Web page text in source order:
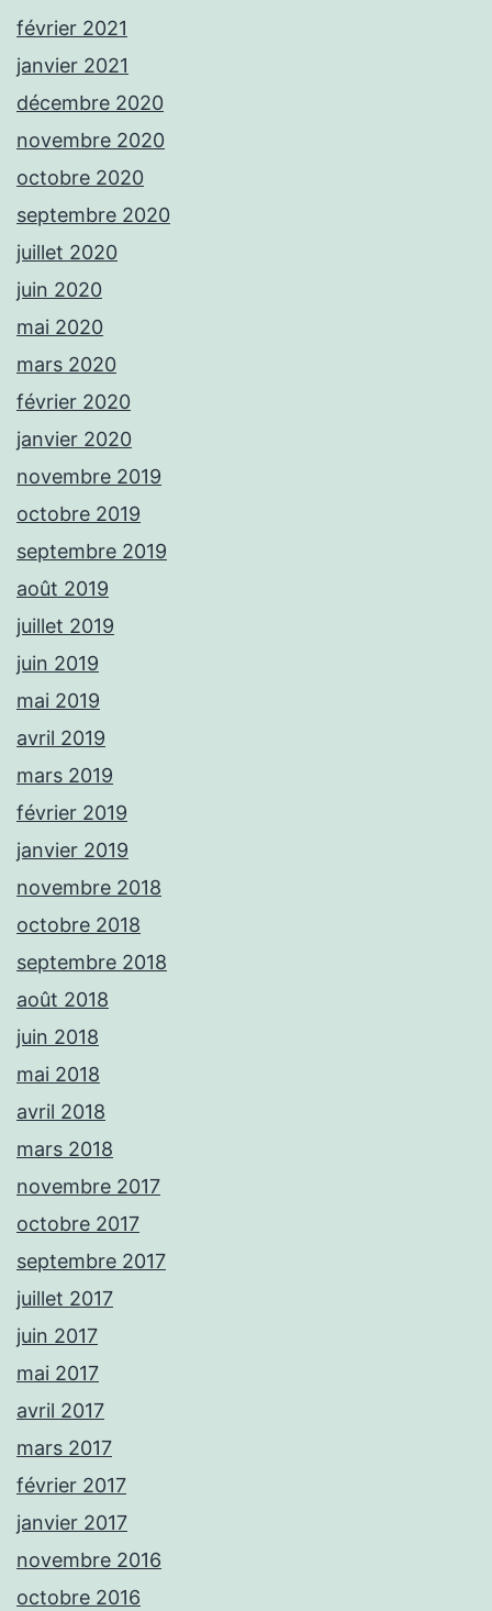
février 2021
janvier 2021
décembre 2020
novembre 2020
octobre 2020
septembre 2020
juillet 2020
juin 2020
mai 2020
mars 2020
février 2020
janvier 2020
novembre 2019
octobre 2019
septembre 2019
août 2019
juillet 2019
juin 2019
mai 2019
avril 2019
mars 2019
février 2019
janvier 2019
novembre 2018
octobre 2018
septembre 2018
août 2018
juin 2018
mai 2018
avril 2018
mars 2018
novembre 2017
octobre 2017
septembre 2017
juillet 2017
juin 2017
mai 2017
avril 2017
mars 2017
février 2017
janvier 2017
novembre 2016
octobre 2016